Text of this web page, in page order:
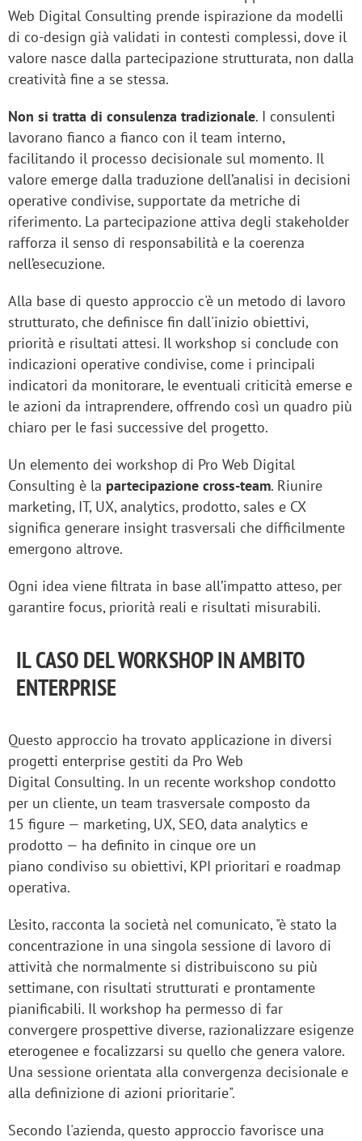
Web Digital Consulting prende ispirazione da modelli
di co-design già validati in contesti complessi, dove il
valore nasce dalla partecipazione strutturata, non dalla
creatività fine a se stessa.
Non si tratta di consulenza tradizionale. I consulenti
lavorano fianco a fianco con il team interno,
facilitando il processo decisionale sul momento. Il
valore emerge dalla traduzione dell’analisi in decisioni
operative condivise, supportate da metriche di
riferimento. La partecipazione attiva degli stakeholder
rafforza il senso di responsabilità e la coerenza
nell’esecuzione.
Alla base di questo approccio c'è un metodo di lavoro
strutturato, che definisce fin dall'inizio obiettivi,
priorità e risultati attesi. Il workshop si conclude con
indicazioni operative condivise, come i principali
indicatori da monitorare, le eventuali criticità emerse e
le azioni da intraprendere, offrendo così un quadro più
chiaro per le fasi successive del progetto.
Un elemento dei workshop di Pro Web Digital
Consulting è la partecipazione cross-team. Riunire
marketing, IT, UX, analytics, prodotto, sales e CX
significa generare insight trasversali che difficilmente
emergono altrove.
Ogni idea viene filtrata in base all’impatto atteso, per
garantire focus, priorità reali e risultati misurabili.
IL CASO DEL WORKSHOP IN AMBITO
ENTERPRISE
Questo approccio ha trovato applicazione in diversi
progetti enterprise gestiti da Pro Web
Digital Consulting. In un recente workshop condotto
per un cliente, un team trasversale composto da
15 figure — marketing, UX, SEO, data analytics e
prodotto — ha definito in cinque ore un
piano condiviso su obiettivi, KPI prioritari e roadmap
operativa.
L’esito, racconta la società nel comunicato, "è stato la
concentrazione in una singola sessione di lavoro di
attività che normalmente si distribuiscono su più
settimane, con risultati strutturati e prontamente
pianificabili. Il workshop ha permesso di far
convergere prospettive diverse, razionalizzare esigenze
eterogenee e focalizzarsi su quello che genera valore.
Una sessione orientata alla convergenza decisionale e
alla definizione di azioni prioritarie".
Secondo l'azienda, questo approccio favorisce una